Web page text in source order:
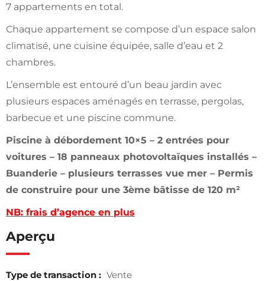
7 appartements en total.
Chaque appartement se compose d’un espace salon
climatisé, une cuisine équipée, salle d’eau et 2
chambres.
L’ensemble est entouré d’un beau jardin avec
plusieurs espaces aménagés en terrasse, pergolas,
barbecue et une piscine commune.
Piscine à débordement 10×5 – 2 entrées pour
voitures – 18 panneaux photovoltaïques installés –
Buanderie – plusieurs terrasses vue mer – Permis
de construire pour une 3ème bâtisse de 120 m²
NB: frais d’agence en plus
Aperçu
Type de transaction : Vente